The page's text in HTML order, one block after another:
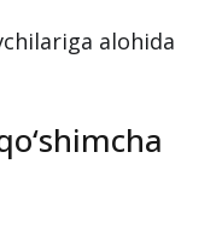
50%
alohida